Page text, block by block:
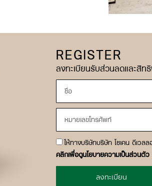
REGISTER
ลงทะเบียนรับส่วนลดและสิท
acceptance
ให้ทางบริษัทบริษัท โซเคน ดีเวล
คลิกเพื่อดูนโยบายความเป็นส่วนตัว
ลงทะเบียน